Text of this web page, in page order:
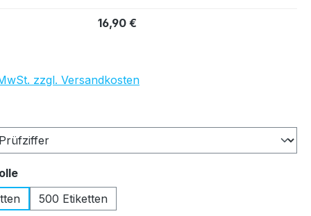
16,90 €
zzgl. Versandkosten
auswählen
500 Etiketten